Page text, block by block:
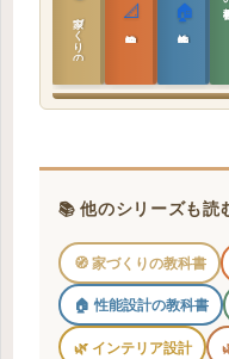
家づくりの教科書 📐
実施設計の教科書
🏠
性能設計の教科書
📚 他のシリーズも読
🧭 家づくりの教科書
🏠 性能設計の教科書
🌿 インテリア設計